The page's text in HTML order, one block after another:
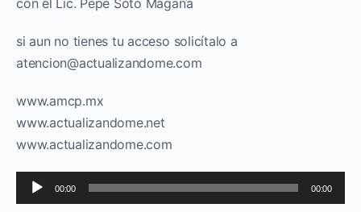
con el Lic. Pepe Soto Magaña
si aun no tienes tu acceso solicítalo a
atencion@actualizandome.com
www.amcp.mx
www.actualizandome.net
www.actualizandome.com
Reproductor
de
00:00 00:00